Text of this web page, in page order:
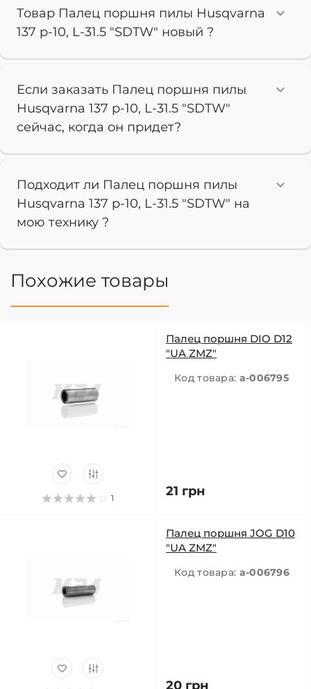
Товар Палец поршня пилы Husqvarna
137 p-10, L-31.5 "SDTW" новый ?
Если заказать Палец поршня пилы
Husqvarna 137 p-10, L-31.5 "SDTW"
сейчас, когда он придет?
Подходит ли Палец поршня пилы
Husqvarna 137 p-10, L-31.5 "SDTW" на
мою технику ?
Похожие товары
1
Палец поршня DIO D12
"UA ZMZ"
Код товара: a-006795
21 грн
Палец поршня JOG D10
"UA ZMZ"
Код товара: a-006796
20 грн